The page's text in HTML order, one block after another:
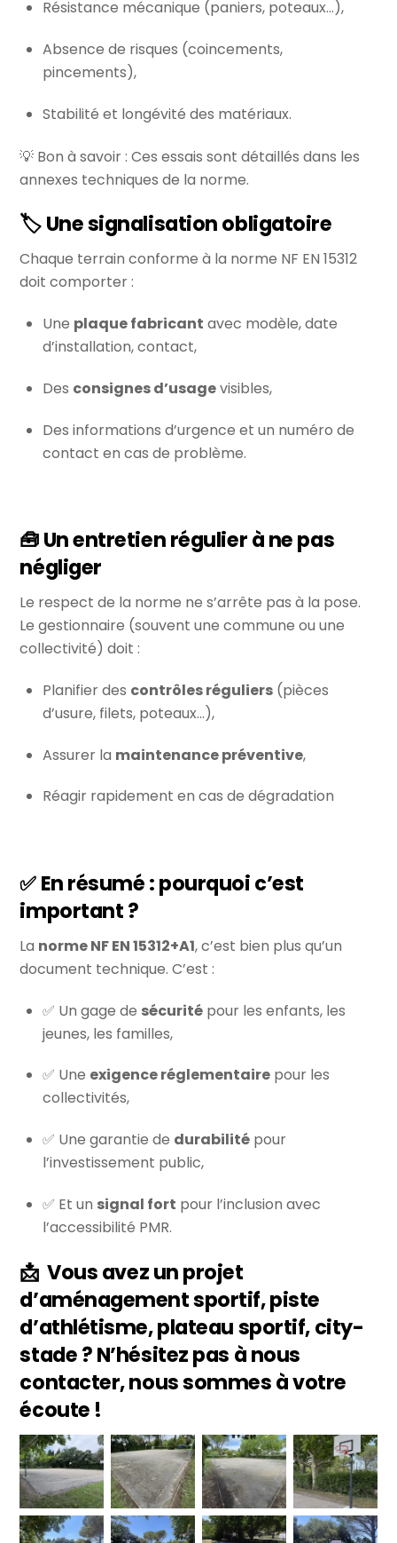
Résistance mécanique (paniers, poteaux…),
Absence de risques (coincements,
pincements),
Stabilité et longévité des matériaux.
💡 Bon à savoir : Ces essais sont détaillés dans les
annexes techniques de la norme.
🏷️ Une signalisation obligatoire
Chaque terrain conforme à la norme NF EN 15312
doit comporter :
Une plaque fabricant avec modèle, date
d’installation, contact,
Des consignes d’usagevisibles,
Des informations d’urgence et un numéro de
contact en cas de problème.
🧰 Un entretien régulier à ne pas
négliger
Le respect de la norme ne s’arrête pas à la pose.
Le gestionnaire (souvent une commune ou une
collectivité) doit :
Planifier des contrôles réguliers (pièces
d’usure, filets, poteaux…),
Assurer la maintenance préventive,
Réagir rapidement en cas de dégradation
✅ En résumé : pourquoi c’est
important ?
La norme NF EN 15312+A1, c’est bien plus qu’un
document technique. C’est :
✅ Un gage de sécurité pour les enfants, les
jeunes, les familles,
✅ Une exigence réglementaire pour les
collectivités,
✅ Une garantie de durabilité pour
l’investissement public,
✅ Et un signal fort pour l’inclusion avec
l’accessibilité PMR.
📩 Vous avez un projet
d’aménagement sportif, piste
d’athlétisme, plateau sportif, city-
stade ? N’hésitez pas à nous
contacter, nous sommes à votre
écoute !